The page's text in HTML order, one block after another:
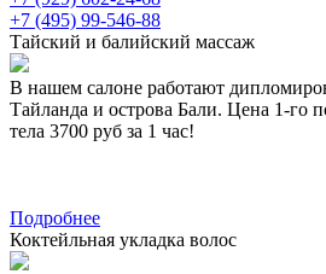
+7 (495) 99-546-88
Тайский и балийский массаж
В нашем салоне работают
Тайланда и острова Бали. Цена 1-го
тела 3700 руб за 1 час!
Подробнее
Коктейльная укладка волос